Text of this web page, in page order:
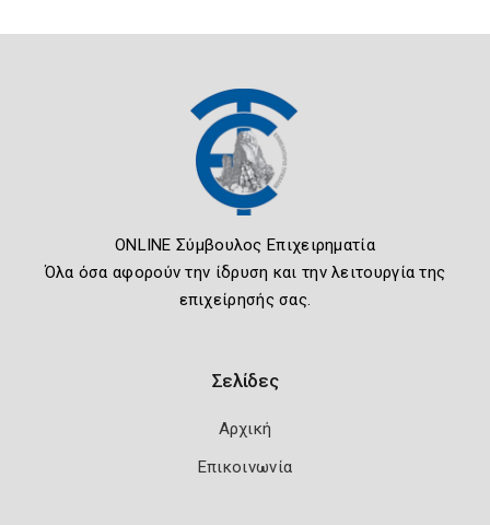
ONLINE Σύμβουλος Επιχειρηματία
Όλα όσα αφορούν την ίδρυση και την λειτουργία της
επιχείρησής σας.
Σελίδες
Αρχική
Επικοινωνία